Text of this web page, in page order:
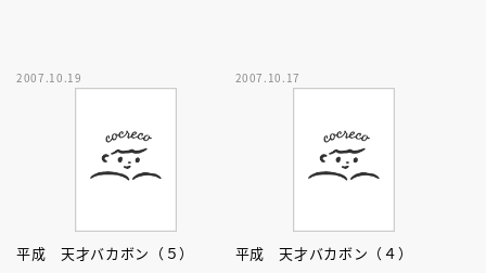
2007.10.19 2007.10.17
平成 天才バカボン（５）
平成 天才バカボン（４）